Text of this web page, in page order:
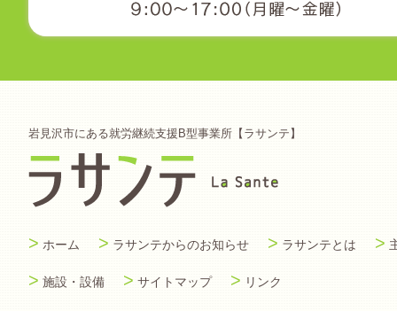
岩見沢市にある就労継続支援B型事業所【ラサンテ】
> ホーム > ラサンテからのお知らせ > ラサンテとは >
> 施設・設備 > サイトマップ > リンク